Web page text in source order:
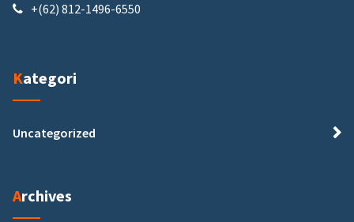
+(62) 812-1496-6550
Kategori
Uncategorized
Archives